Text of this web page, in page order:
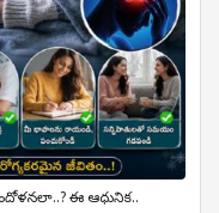
ఈ ఆధునిక..